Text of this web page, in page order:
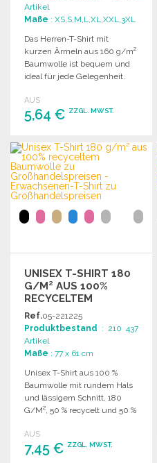
Artikel
Maße : XS,S,M,L,XL,XXL,3XL
Das Herren-T-Shirt mit
kurzen Ärmeln aus 160 g/m²
Baumwolle ist bequem und
ideal für jede Gelegenheit.
garantiert.
AUS
5,64 € ZZGL. MWST.
BESTELLEN
Angebot anfordern
UNISEX T-SHIRT 180
G/M² AUS 100%
RECYCELTEM
BAUMWOLLE
Ref.05-221225
Produktbestand : 210 437
Artikel
Maße : 77 x 61 cm
Unisex T-Shirt aus 100 %
Baumwolle mit rundem Hals
und lässigem Schnitt, 180
G/M², 50 % recycelt und 50 %
AUS
7,45 € ZZGL. MWST.